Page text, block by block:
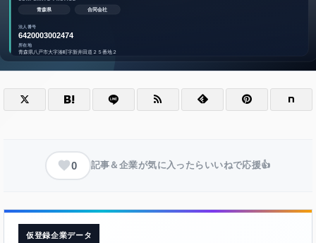
0 記事＆企業が気に入ったらいいねで応援👍
仮登録企業データ